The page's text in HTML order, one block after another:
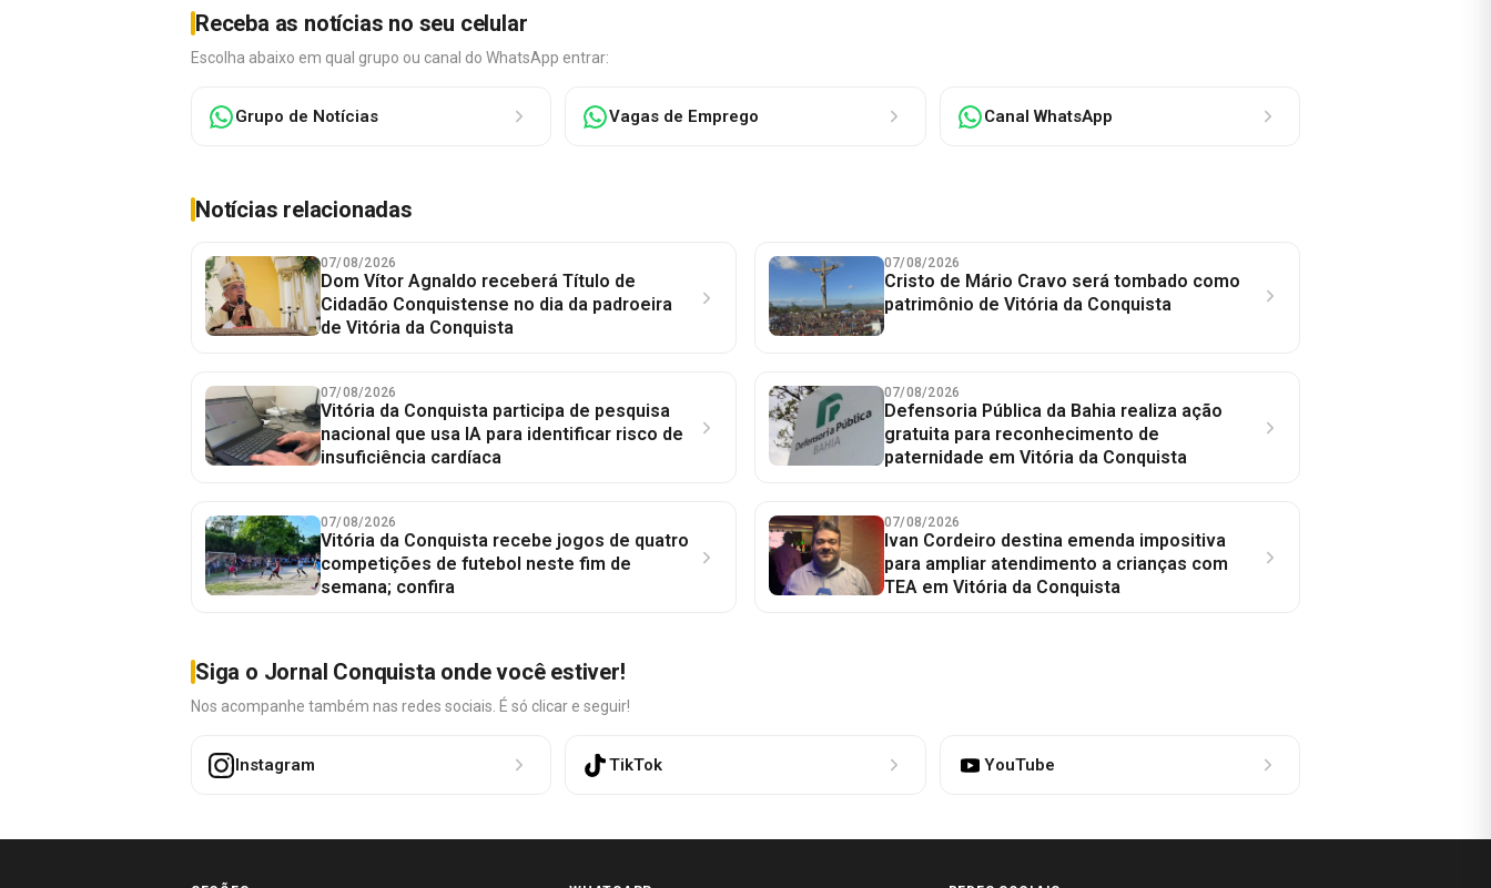
Receba as notícias no seu celular
Escolha abaixo em qual grupo ou canal do WhatsApp entrar:
Grupo de Notícias Vagas de Emprego Canal WhatsApp
Notícias relacionadas
07/08/2026
Dom Vítor Agnaldo receberá Título de
Cidadão Conquistense no dia da padroeira
de Vitória da Conquista
07/08/2026
Cristo de Mário Cravo será tombado como
patrimônio de Vitória da Conquista
07/08/2026
Vitória da Conquista participa de pesquisa
nacional que usa IA para identificar risco de
insuficiência cardíaca
07/08/2026
Defensoria Pública da Bahia realiza ação
gratuita para reconhecimento de
paternidade em Vitória da Conquista
07/08/2026
Vitória da Conquista recebe jogos de quatro
competições de futebol neste fim de
semana; confira
07/08/2026
Ivan Cordeiro destina emenda impositiva
para ampliar atendimento a crianças com
TEA em Vitória da Conquista
Siga o Jornal Conquista onde você estiver!
Nos acompanhe também nas redes sociais. É só clicar e seguir!
Instagram TikTok YouTube